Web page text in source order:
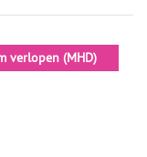
verlopen (MHD)